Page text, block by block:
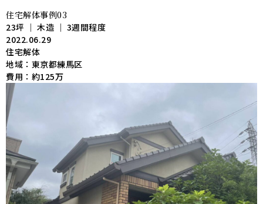
住宅解体事例03
23坪 ｜ 木造 ｜ 3週間程度
2022.06.29
住宅解体
地域： 東京都練馬区
費用： 約125万